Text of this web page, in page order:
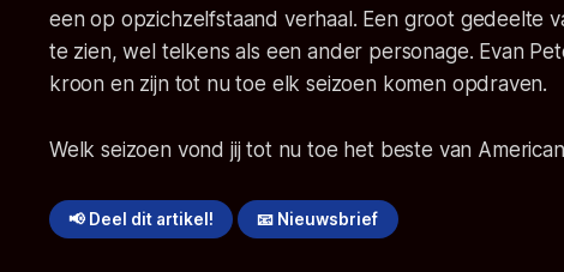
een op opzichzelfstaand verhaal. Een groot gedeelte
te zien, wel telkens als een ander personage. Evan
kroon en zijn tot nu toe elk seizoen komen opdraven.
Welk seizoen vond jij tot nu toe het beste van
📢 Deel dit artikel! 📧 Nieuwsbrief